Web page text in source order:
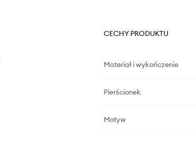
CECHY PRODUKTU
Materiał i wykończenie
Pierścionek
Motyw